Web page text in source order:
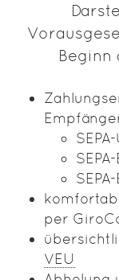
Beginn
per
VEU